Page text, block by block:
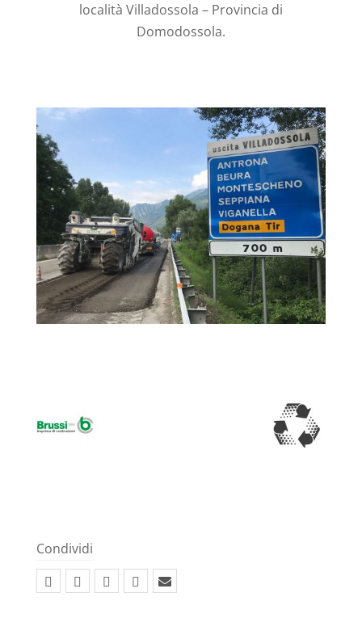
località Villadossola – Provincia di
Domodossola.
Condividi